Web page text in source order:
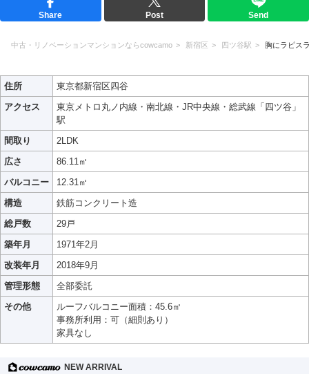
Share Post Send
中古・リノベーションマンションならcowcamo 新宿区 四ツ谷駅 胸にラピス
住所
東京都新宿区四谷
アクセス
東京メトロ丸ノ内線・南北線・JR中央線・総武線「四ツ谷」
駅
間取り
2LDK
広さ
86.11㎡
バルコニー
12.31㎡
構造
鉄筋コンクリート造
総戸数
29戸
築年月
1971年2月
改装年月
2018年9月
管理形態
全部委託
その他
ルーフバルコニー面積：45.6㎡
事務所利用：可（細則あり）
家具なし
NEW ARRIVAL